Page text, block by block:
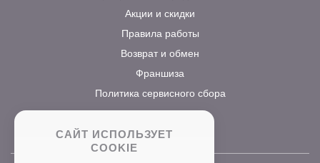
Акции и скидки
Правила работы
Возврат и обмен
Франшиза
Политика сервисного сбора
САЙТ ИСПОЛЬЗУЕТ
COOKIE